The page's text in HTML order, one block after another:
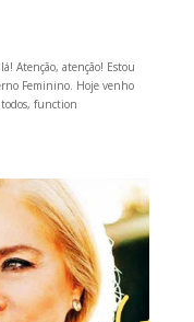
Atenção, atenção! Estou
Feminino. Hoje venho
function